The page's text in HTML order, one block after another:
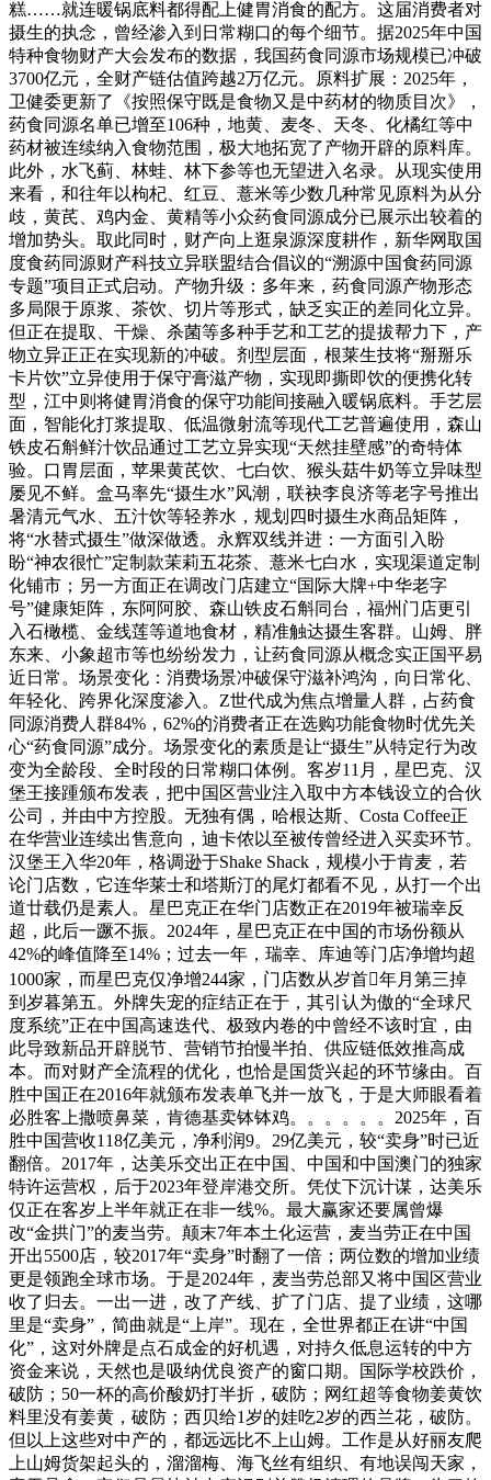
糕……就连暖锅底料都得配上健胃消食的配方。这届消费者对
摄生的执念，曾经渗入到日常糊口的每个细节。据2025年中国
特种食物财产大会发布的数据，我国药食同源市场规模已冲破
3700亿元，全财产链估值跨越2万亿元。原料扩展：2025年，
卫健委更新了《按照保守既是食物又是中药材的物质目次》，
药食同源名单已增至106种，地黄、麦冬、天冬、化橘红等中
药材被连续纳入食物范围，极大地拓宽了产物开辟的原料库。
此外，水飞蓟、林蛙、林下参等也无望进入名录。从现实使用
来看，和往年以枸杞、红豆、薏米等少数几种常见原料为从分
歧，黄芪、鸡内金、黄精等小众药食同源成分已展示出较着的
增加势头。取此同时，财产向上逛泉源深度耕作，新华网取国
度食药同源财产科技立异联盟结合倡议的“溯源中国食药同源
专题”项目正式启动。产物升级：多年来，药食同源产物形态
多局限于原浆、茶饮、切片等形式，缺乏实正的差同化立异。
但正在提取、干燥、杀菌等多种手艺和工艺的提拔帮力下，产
物立异正正在实现新的冲破。剂型层面，根莱生技将“掰掰乐
卡片饮”立异使用于保守膏滋产物，实现即撕即饮的便携化转
型，江中则将健胃消食的保守功能间接融入暖锅底料。手艺层
面，智能化打浆提取、低温微射流等现代工艺普遍使用，森山
铁皮石斛鲜汁饮品通过工艺立异实现“天然挂壁感”的奇特体
验。口胃层面，苹果黄芪饮、七白饮、猴头菇牛奶等立异味型
屡见不鲜。盒马率先“摄生水”风潮，联袂李良济等老字号推出
暑清元气水、五汁饮等轻养水，规划四时摄生水商品矩阵，
将“水替式摄生”做深做透。永辉双线并进：一方面引入盼
盼“神农很忙”定制款茉莉五花茶、薏米七白水，实现渠道定制
化铺市；另一方面正在调改门店建立“国际大牌+中华老字
号”健康矩阵，东阿阿胶、森山铁皮石斛同台，福州门店更引
入石橄榄、金线莲等道地食材，精准触达摄生客群。山姆、胖
东来、小象超市等也纷纷发力，让药食同源从概念实正国平易
近日常。场景变化：消费场景冲破保守滋补鸿沟，向日常化、
年轻化、跨界化深度渗入。Z世代成为焦点增量人群，占药食
同源消费人群84%，62%的消费者正在选购功能食物时优先关
心“药食同源”成分。场景变化的素质是让“摄生”从特定行为改
变为全龄段、全时段的日常糊口体例。客岁11月，星巴克、汉
堡王接踵颁布发表，把中国区营业注入取中方本钱设立的合伙
公司，并由中方控股。无独有偶，哈根达斯、Costa Coffee正
在华营业连续出售意向，迪卡侬以至被传曾经进入买卖环节。
汉堡王入华20年，格调逊于Shake Shack，规模小于肯麦，若
论门店数，它连华莱士和塔斯汀的尾灯都看不见，从打一个出
道廿载仍是素人。星巴克正在华门店数正在2019年被瑞幸反
超，此后一蹶不振。2024年，星巴克正在中国的市场份额从
42%的峰值降至14%；过去一年，瑞幸、库迪等门店净增均超
1000家，而星巴克仅净增244家，门店数从岁首年月第三掉
到岁暮第五。外牌失宠的症结正在于，其引认为傲的“全球尺
度系统”正在中国高速迭代、极致内卷的中曾经不该时宜，由
此导致新品开辟脱节、营销节拍慢半拍、供应链低效推高成
本。而对财产全流程的优化，也恰是国货兴起的环节缘由。百
胜中国正在2016年就颁布发表单飞并一放飞，于是大师眼看着
必胜客上撒喷鼻菜，肯德基卖钵钵鸡。。。。。。2025年，百
胜中国营收118亿美元，净利润9。29亿美元，较“卖身”时已近
翻倍。2017年，达美乐交出正在中国、中国和中国澳门的独家
特许运营权，后于2023年登岸港交所。凭仗下沉计谋，达美乐
仅正在客岁上半年就正在非一线%。最大赢家还要属曾爆
改“金拱门”的麦当劳。颠末7年本土化运营，麦当劳正在中国
开出5500店，较2017年“卖身”时翻了一倍；两位数的增加业绩
更是领跑全球市场。于是2024年，麦当劳总部又将中国区营业
收了归去。一出一进，改了产线、扩了门店、提了业绩，这哪
里是“卖身”，简曲就是“上岸”。现在，全世界都正在讲“中国
化”，这对外牌是点石成金的好机遇，对持久低息运转的中方
资金来说，天然也是吸纳优良资产的窗口期。国际学校跌价，
破防；50一杯的高价酸奶打半折，破防；网红超等食物姜黄饮
料里没有姜黄，破防；西贝给1岁的娃吃2岁的西兰花，破防。
但以上这些对中产的，都远远比不上山姆。工作是从好丽友爬
上山姆货架起头的，溜溜梅、海飞丝有组织、有地误闯天家，